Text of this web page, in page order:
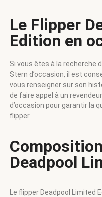
Le Flipper
Edition en
Si vous êtes à la recherche
Stern d’occasion, il est
vous renseigner sur son
de faire appel à un
d’occasion pour garantir la
flipper.
Deadpool
Le flipper Deadpool Limited